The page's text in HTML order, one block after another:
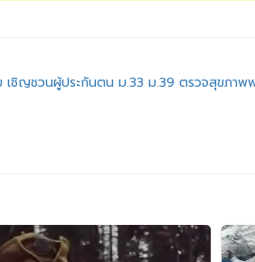
เชิญชวนผู้ประกันตน ม.33 ม.39 ตรวจสุขภาพ